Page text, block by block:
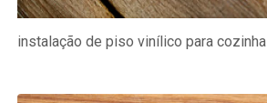
instalação de piso vinílico para cozinha